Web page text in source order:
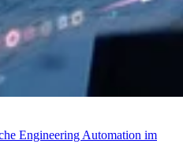
Engineering Automation im